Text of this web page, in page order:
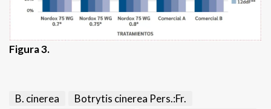
Figura3.
B. cinerea
Botrytis cinerea Pers.:Fr.